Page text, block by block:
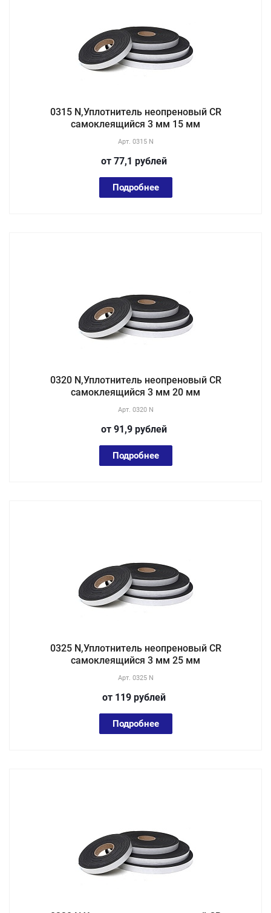
0315 N,Уплотнитель неопреновый CR
самоклеящийся 3 мм 15 мм
Арт. 0315 N
от 77,1 рублей
Подробнее
0320 N,Уплотнитель неопреновый CR
самоклеящийся 3 мм 20 мм
Арт. 0320 N
от 91,9 рублей
Подробнее
0325 N,Уплотнитель неопреновый CR
самоклеящийся 3 мм 25 мм
Арт. 0325 N
от 119 рублей
Подробнее